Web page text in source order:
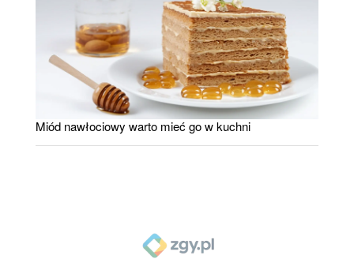
Miód nawłociowy warto mieć go w kuchni